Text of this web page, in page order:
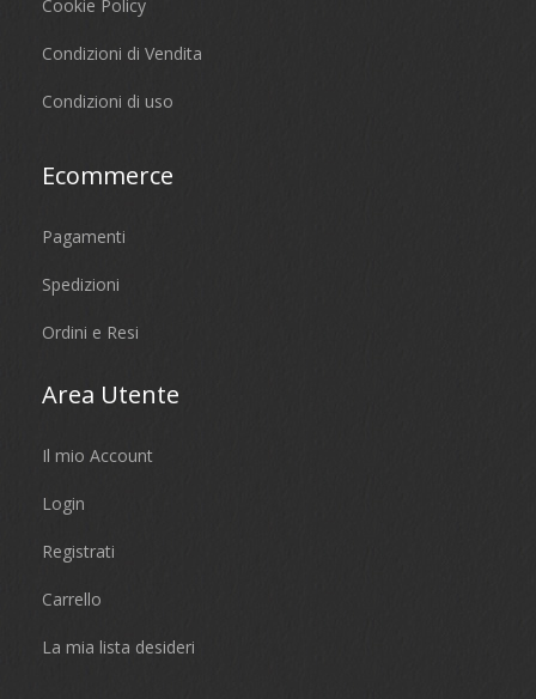
Cookie Policy
Condizioni di Vendita
Condizioni di uso
Ecommerce
Pagamenti
Spedizioni
Ordini e Resi
Area Utente
Il mio Account
Login
Registrati
Carrello
La mia lista desideri